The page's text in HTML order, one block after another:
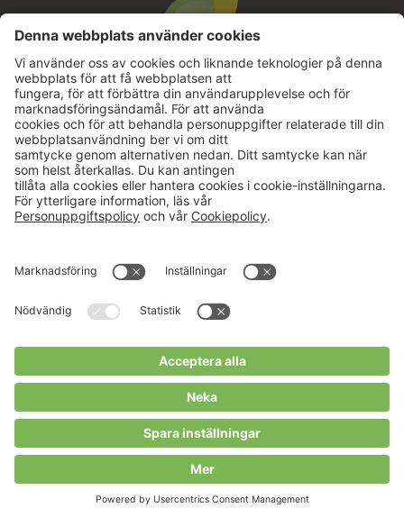
Aktuellt
Karriär
Kalender
Press & media
Om oss
Verksamheter
Hushållningssällskapens
Förbund
Tjänster
Välkommen till Portalen!
Personuppgiftspolicy
Copyright Hushållningssällskapens Förbund 2026